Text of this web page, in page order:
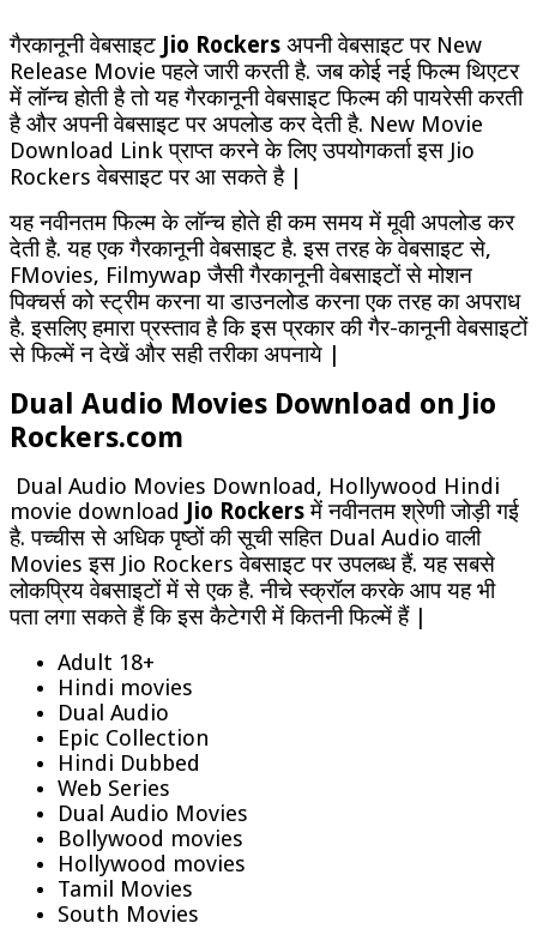
गैरकानूनी वेबसाइट Jio Rockers अपनी वेबसाइट पर New
Release Movie पहले जारी करती है. जब कोई नई फिल्म थिएटर
में लॉन्च होती है तो यह गैरकानूनी वेबसाइट फिल्म की पायरेसी करती
है और अपनी वेबसाइट पर अपलोड कर देती है. New Movie
Download Link प्राप्त करने के लिए उपयोगकर्ता इस Jio
Rockers वेबसाइट पर आ सकते है |
यह नवीनतम फिल्म के लॉन्च होते ही कम समय में मूवी अपलोड कर
देती है. यह एक गैरकानूनी वेबसाइट है. इस तरह के वेबसाइट से,
FMovies, Filmywap जैसी गैरकानूनी वेबसाइटों से मोशन
पिक्चर्स को स्ट्रीम करना या डाउनलोड करना एक तरह का अपराध
है. इसलिए हमारा प्रस्ताव है कि इस प्रकार की गैर-कानूनी वेबसाइटों
से फिल्में न देखें और सही तरीका अपनाये |
Dual Audio Movies Download on Jio
Rockers.com
Dual Audio Movies Download, Hollywood Hindi
movie download
Jio Rockersमें नवीनतम श्रेणी जोड़ी गई
है. पच्चीस से अधिक पृष्ठों की सूची सहित Dual Audio वाली
Movies इस Jio Rockers वेबसाइट पर उपलब्ध हैं. यह सबसे
लोकप्रिय वेबसाइटों में से एक है. नीचे स्क्रॉल करके आप यह भी
पता लगा सकते हैं कि इस कैटेगरी में कितनी फिल्में हैं |
Adult 18+
Hindi movies
Dual Audio
Epic Collection
Hindi Dubbed
Web Series
Dual Audio Movies
Bollywood movies
Hollywood movies
Tamil Movies
South Movies